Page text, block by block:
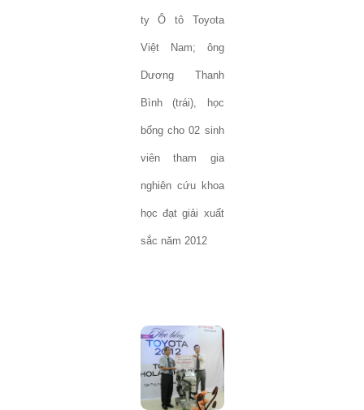
ty Ô tô Toyota
Việt Nam; ông
Dương Thanh
Bình (trái), học
bổng cho 02 sinh
viên tham gia
nghiên cứu khoa
học đạt giải xuất
sắc năm 2012